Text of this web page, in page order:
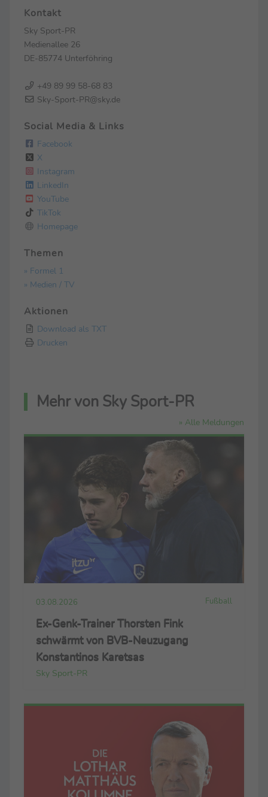
Kontakt
Sky Sport-PR
Medienallee 26
DE-85774 Unterföhring
+49 89 99 58-68 83
Sky-Sport-PR@sky.de
Social Media & Links
Facebook
X
Instagram
LinkedIn
YouTube
TikTok
Homepage
Themen
» Formel 1
» Medien / TV
Aktionen
Download als TXT
Drucken
Mehr von Sky Sport-PR
» Alle Meldungen
03.08.2026 Fußball
Ex-Genk-Trainer Thorsten Fink
schwärmt von BVB-Neuzugang
Konstantinos Karetsas
Sky Sport-PR